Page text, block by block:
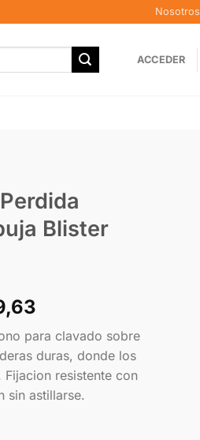
Nosotros
ACCEDER
Blister
para clavado sobre
duras, donde los
resistente con
sin astillarse.